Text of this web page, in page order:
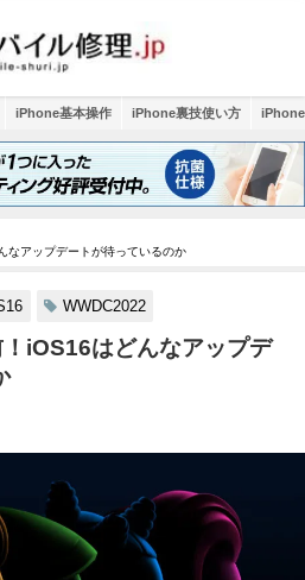
iPhone基本操作 iPhone裏技使い方
なアップデートが待っているのか
WWDC2022
iOS16はどんなアップデ